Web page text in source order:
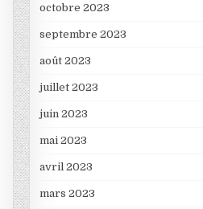
octobre 2023
septembre 2023
août 2023
juillet 2023
juin 2023
mai 2023
avril 2023
mars 2023